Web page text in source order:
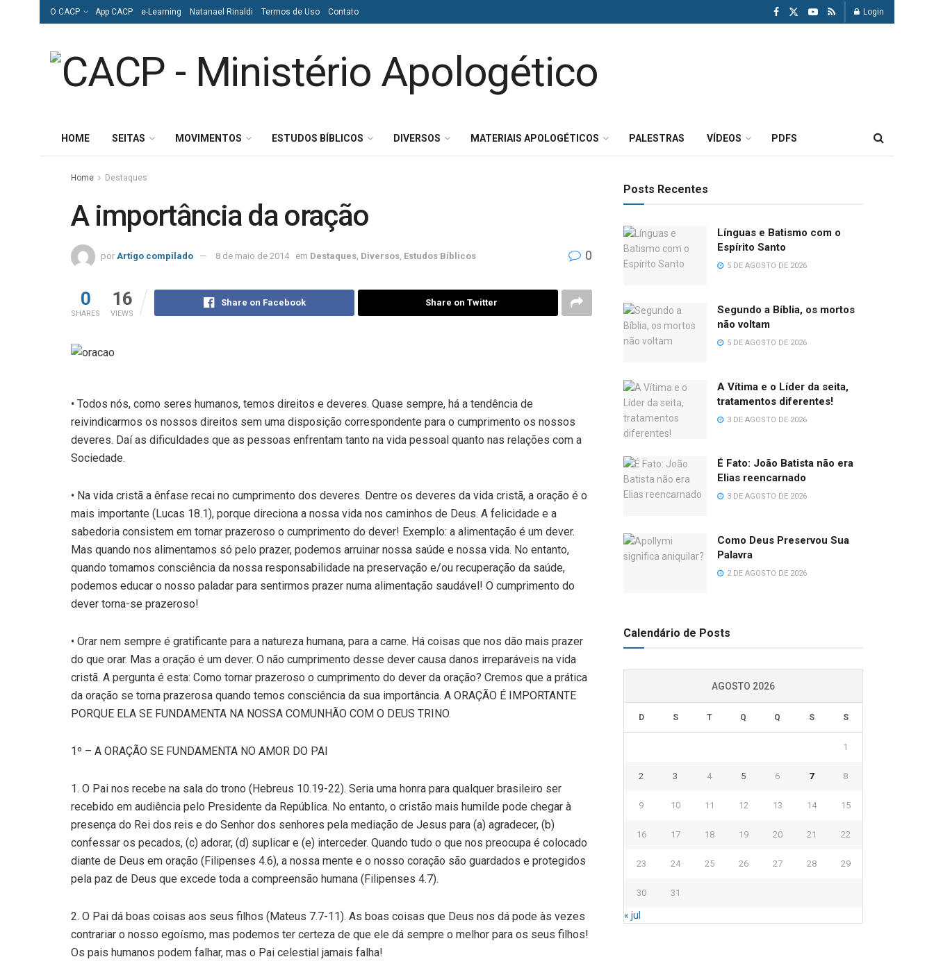
O CACP App CACP e-Learning Natanael Rinaldi Termos de Uso Contato Login
HOME SEITAS MOVIMENTOS ESTUDOS BÍBLICOS DIVERSOS MATERIAIS APOLOGÉTICOS PALESTRAS VÍDEOS PDFS
Home Destaques
A importância da oração
por Artigo compilado 8 de maio de 2014 em Destaques Diversos Estudos Bíblicos 0
0
SHARES
16
VIEWS
Share on Facebook Share on Twitter
• Todos nós, como seres humanos, temos direitos e deveres. Quase sempre, há a tendência de
reivindicarmos os nossos direitos sem uma disposição correspondente para o cumprimento os nossos
deveres. Daí as dificuldades que as pessoas enfrentam tanto na vida pessoal quanto nas relações com a
Sociedade.
• Na vida cristã a ênfase recai no cumprimento dos deveres. Dentre os deveres da vida cristã, a oração é o
mais importante (Lucas 18.1), porque direciona a nossa vida nos caminhos de Deus. A felicidade e a
sabedoria consistem em tornar prazeroso o cumprimento do dever! Exemplo: a alimentação é um dever.
Mas quando nos alimentamos só pelo prazer, podemos arruinar nossa saúde e nossa vida. No entanto,
quando tomamos consciência da nossa responsabilidade na preservação e/ou recuperação da saúde,
podemos educar o nosso paladar para sentirmos prazer numa alimentação saudável! O cumprimento do
dever torna-se prazeroso!
• Orar nem sempre é gratificante para a natureza humana, para a carne. Há coisas que nos dão mais prazer
do que orar. Mas a oração é um dever. O não cumprimento desse dever causa danos irreparáveis na vida
cristã. A pergunta é esta: Como tornar prazeroso o cumprimento do dever da oração? Cremos que a prática
da oração se torna prazerosa quando temos consciência da sua importância. A ORAÇÃO É IMPORTANTE
PORQUE ELA SE FUNDAMENTA NA NOSSA COMUNHÃO COM O DEUS TRINO.
1º – A ORAÇÃO SE FUNDAMENTA NO AMOR DO PAI
1. O Pai nos recebe na sala do trono (Hebreus 10.19-22). Seria uma honra para qualquer brasileiro ser
recebido em audiência pelo Presidente da República. No entanto, o cristão mais humilde pode chegar à
presença do Rei dos reis e do Senhor dos senhores pela mediação de Jesus para (a) agradecer, (b)
confessar os pecados, (c) adorar, (d) suplicar e (e) interceder. Quando tudo o que nos preocupa é colocado
diante de Deus em oração (Filipenses 4.6), a nossa mente e o nosso coração são guardados e protegidos
pela paz de Deus que excede toda a compreensão humana (Filipenses 4.7).
2. O Pai dá boas coisas aos seus filhos (Mateus 7.7-11). As boas coisas que Deus nos dá pode às vezes
contrariar o nosso egoísmo, mas podemos ter certeza de que ele dá sempre o melhor para os seus filhos!
Os pais humanos podem falhar, mas o Pai celestial jamais falha!
Posts Recentes
Línguas e Batismo com o
Espírito Santo
5 DE AGOSTO DE 2026
Segundo a Bíblia, os mortos
não voltam
5 DE AGOSTO DE 2026
A Vítima e o Líder da seita,
tratamentos diferentes!
3 DE AGOSTO DE 2026
É Fato: João Batista não era
Elias reencarnado
3 DE AGOSTO DE 2026
Como Deus Preservou Sua
Palavra
2 DE AGOSTO DE 2026
Calendário de Posts
AGOSTO 2026
D S T Q Q S S
1
2 3 4 5 6 7 8
9 10 11 12 13 14 15
16 17 18 19 20 21 22
23 24 25 26 27 28 29
30 31
« jul